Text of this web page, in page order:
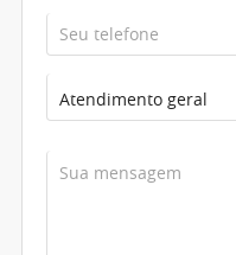
Atendimento geral